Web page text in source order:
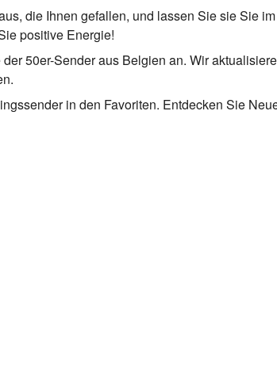
die Ihnen gefallen, und lassen Sie sie Sie
positive Energie!
50er-Sender aus Belgien an. Wir
in den Favoriten. Entdecken Sie